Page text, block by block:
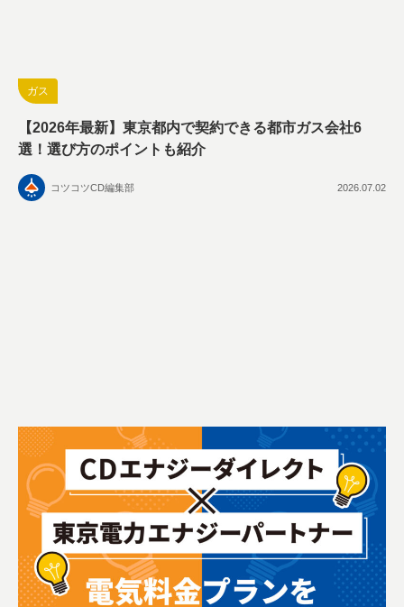
ガス
【2026年最新】東京都内で契約できる都市ガス会社6
選！選び方のポイントも紹介
コツコツCD編集部 2026.07.02